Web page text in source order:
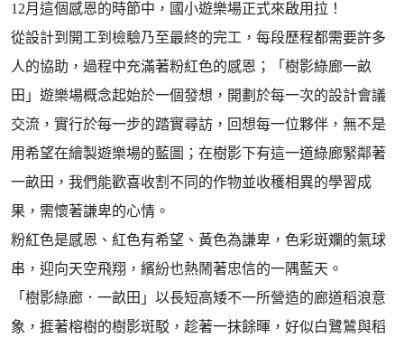
12月這個感恩的時節中，國小遊樂場正式來啟用拉！
從設計到開工到檢驗乃至最終的完工，每段歷程都需要許多
人的協助，過程中充滿著粉紅色的感恩；「樹影綠廊一畝
田」遊樂場概念起始於一個發想，開劃於每一次的設計會議
交流，實行於每一步的踏實尋訪，回想每一位夥伴，無不是
用希望在繪製遊樂場的藍圖；在樹影下有這一道綠廊緊鄰著
一畝田，我們能歡喜收割不同的作物並收穫相異的學習成
果，需懷著謙卑的心情。
粉紅色是感恩、紅色有希望、黃色為謙卑，色彩斑斕的氣球
串，迎向天空飛翔，繽紛也熱鬧著忠信的一隅藍天。
「樹影綠廊．一畝田」以長短高矮不一所營造的廊道稻浪意
象，捱著榕樹的樹影斑駁，趁著一抹餘暉，好似白鷺鷥與稻